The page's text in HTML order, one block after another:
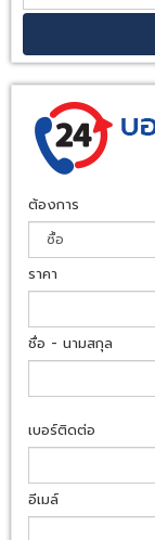
ต้องการ
ราคา
ชื่อ - นามสกุล
เบอร์ติดต่อ
อีเมล์